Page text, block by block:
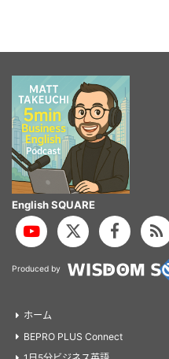
English SQUARE
Produced by
ホーム
BEPRO PLUS Connect